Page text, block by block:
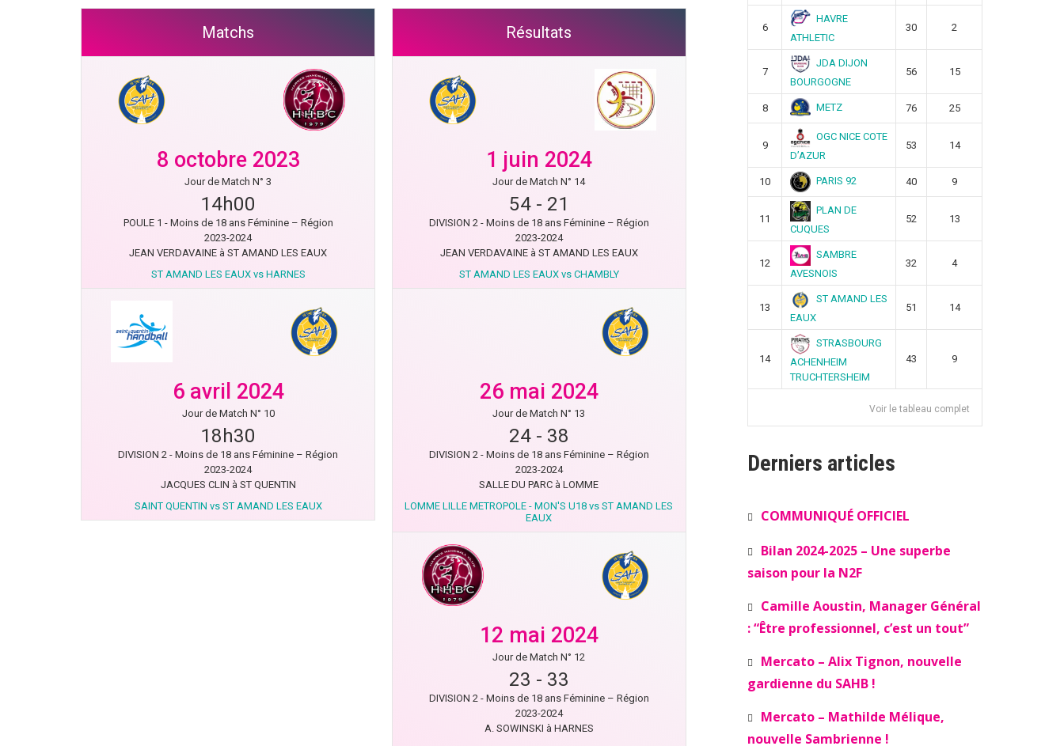
Matchs
8 octobre 2023
Jour de Match N° 3
14h00
POULE 1 - Moins de 18 ans Féminine – Région
2023-2024
JEAN VERDAVAINE à ST AMAND LES EAUX
ST AMAND LES EAUX vs HARNES
6 avril 2024
Jour de Match N° 10
18h30
DIVISION 2 - Moins de 18 ans Féminine – Région
2023-2024
JACQUES CLIN à ST QUENTIN
SAINT QUENTIN vs ST AMAND LES EAUX
Résultats
1 juin 2024
Jour de Match N° 14
54- 21
DIVISION 2 - Moins de 18 ans Féminine – Région
2023-2024
JEAN VERDAVAINE à ST AMAND LES EAUX
ST AMAND LES EAUX vs CHAMBLY
26 mai 2024
Jour de Match N° 13
24- 38
DIVISION 2 - Moins de 18 ans Féminine – Région
2023-2024
SALLE DU PARC à LOMME
LOMME LILLE METROPOLE - MON'S U18 vs ST AMAND LES
EAUX
12 mai 2024
Jour de Match N° 12
23 - 33
DIVISION 2 - Moins de 18 ans Féminine – Région
2023-2024
A. SOWINSKI à HARNES
6
HAVRE
ATHLETIC
30 2
7
JDA DIJON
BOURGOGNE
56 15
8 METZ 76 25
9
OGC NICE COTE
D’AZUR
53 14
10 PARIS 92 40 9
11
PLAN DE
CUQUES
52 13
12
SAMBRE
AVESNOIS
32 4
13
ST AMAND LES
EAUX
51 14
14
STRASBOURG
ACHENHEIM
TRUCHTERSHEIM
43 9
Voir le tableau complet
Derniers articles
COMMUNIQUÉ OFFICIEL
Bilan 2024-2025 – Une superbe
saison pour la N2F
Camille Aoustin, Manager Général
: “Être professionnel, c’est un tout”
Mercato – Alix Tignon, nouvelle
gardienne du SAHB !
Mercato – Mathilde Mélique,
nouvelle Sambrienne !